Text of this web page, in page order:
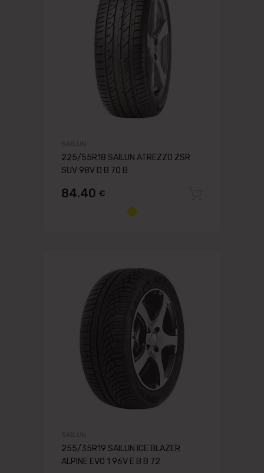
225/55R18 SAILUN ATREZZO ZSR
SUV 98V D B 70 B
84.40 €
255/35R19 SAILUN ICE BLAZER
ALPINE EVO 1 96V E B B 72